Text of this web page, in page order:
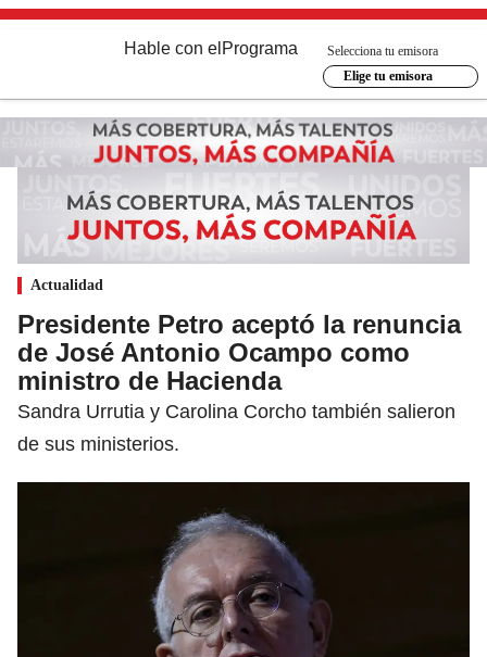
Hable con el Programa
Selecciona tu emisora
Elige tu emisora
Actualidad
Presidente Petro aceptó la renuncia
de José Antonio Ocampo como
ministro de Hacienda
Sandra Urrutia y Carolina Corcho también salieron
de sus ministerios.